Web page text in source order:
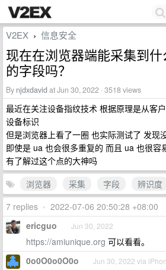
V2EX › 信息安全
现在在浏览器端能采集到
的字段吗？
By njdxdavid at Jun 30, 2022 · 3518 views
最近在关注设备指纹技术 根据原理是从客
设备标识
但是浏览器上看了一圈 也实际测试了 发现
即使是 ua 也会很多重复的 而且 ua 也很容
有了解过这个点的大神吗
浏览器
采集 字段
辨识度
7 replies • 2022-07-06 20:50:28 +08:00
ericguo Jun 30, 2022
https://amiunique.org 可以看看。
0o0O0o0O0o Jun 30, 2022 via